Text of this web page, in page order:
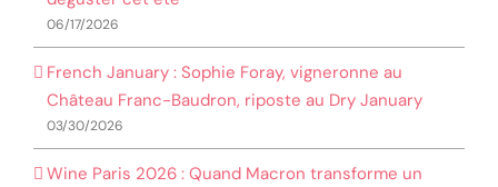
06/17/2026
French January : Sophie Foray, vigneronne au
Château Franc-Baudron, riposte au Dry January
03/30/2026
Wine Paris 2026 : Quand Macron transforme un